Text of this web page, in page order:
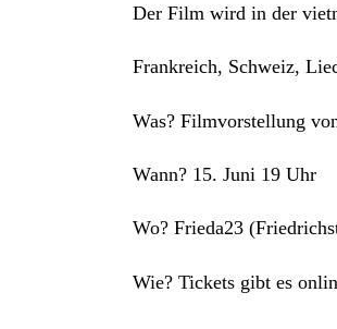
Der Film wird in der
Frankreich, Schweiz,
Was? Filmvorstellung
Wann? 15. Juni 19 Uhr
Wo? Frieda23
Wie? Tickets gibt es